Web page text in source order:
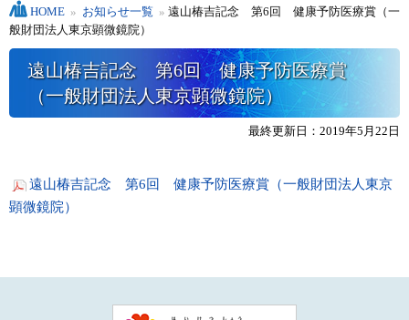
HOME » お知らせ一覧 » 遠山椿吉記念 第6回 健康予防医療賞（一
般財団法人東京顕微鏡院）
遠山椿吉記念 第6回 健康予防医療賞
（一般財団法人東京顕微鏡院）
最終更新日：2019年5月22日
遠山椿吉記念 第6回 健康予防医療賞（一般財団法人東京
顕微鏡院）